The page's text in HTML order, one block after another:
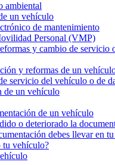
ambiental
un vehículo
de mantenimiento
Personal (VMP)
y cambio de servicio
y reformas de un
servicio del vehículo o de
de un vehículo
de un vehículo
o deteriorado la
debes llevar en
tu vehículo?